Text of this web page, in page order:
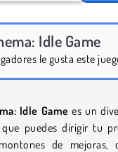
Idle Game
le gusta este
Idle Game es un
puedes dirigir tu
montones de mejoras,